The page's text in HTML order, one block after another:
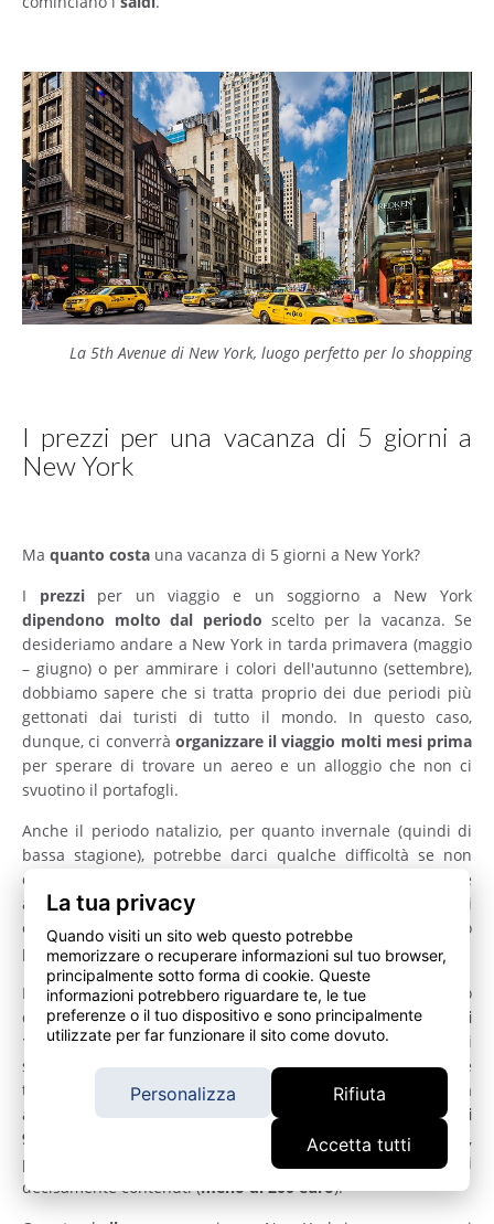
La 5th Avenue di New York, luogo perfetto per lo shopping
I prezzi per una vacanza di 5 giorni a
New York
Ma quanto costa una vacanza di 5 giorni a New York?
I prezziper un viaggio e un soggiorno a New York
dipendono molto dal periodo scelto per la vacanza. Se
desideriamo andare a New York in tarda primavera (maggio
– giugno) o per ammirare i colori dell'autunno (settembre),
dobbiamo sapere che si tratta proprio dei due periodi più
gettonati dai turisti di tutto il mondo. In questo caso,
dunque, ci converrà organizzare il viaggio molti mesi prima
per sperare di trovare un aereo e un alloggio che non ci
svuotino il portafogli.
Anche il periodo natalizio, per quanto invernale (quindi di
bassa stagione), potrebbe darci qualche difficoltà se non
organizzato ampiamente in anticipo vista la grande
affluenza di turisti che arrivano in città per ammirare le luci
e le decorazioni della Grande Mela proprio in questo
periodo.
In linea di massima, prenotando nei tempi giusti, un volo
dall'Italia a New York arriva a costare intorno apoco più di
1000 euroincludendo anche unalloggio a Manhattan
. Se ci
spostiamo versoLong Island(e sempre operando con le
tempistiche giuste) possiamo risparmiare qualcosa
arrivando a spendere, tra viaggio e albergo,
tra gli 800 e i
900 euro a persona
. Se siamo più di due persone,
potremmo anche trovare
stanze
a costi
decisamente contenuti (meno di 200 euro).
La tua privacy
Quando visiti un sito web questo potrebbe
memorizzare o recuperare informazioni sul tuo browser,
principalmente sotto forma di cookie. Queste
informazioni potrebbero riguardare te, le tue
preferenze o il tuo dispositivo e sono principalmente
utilizzate per far funzionare il sito come dovuto.
Personalizza Rifiuta
Accetta tutti